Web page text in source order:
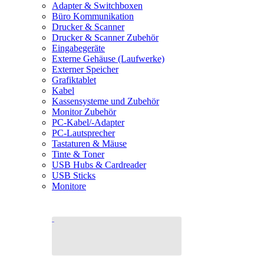
Adapter & Switchboxen
Büro Kommunikation
Drucker & Scanner
Drucker & Scanner Zubehör
Eingabegeräte
Externe Gehäuse (Laufwerke)
Externer Speicher
Grafiktablet
Kabel
Kassensysteme und Zubehör
Monitor Zubehör
PC-Kabel/-Adapter
PC-Lautsprecher
Tastaturen & Mäuse
Tinte & Toner
USB Hubs & Cardreader
USB Sticks
Monitore